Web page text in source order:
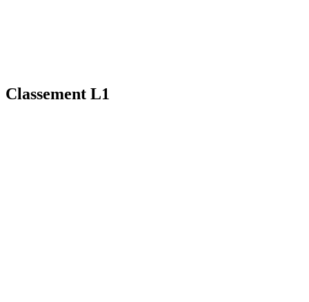
Classement L1